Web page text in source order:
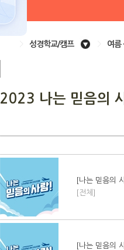
성경학교/캠프 여름
2023 나는 믿음의
[나는 믿음의
[전체]
[나는 믿음의